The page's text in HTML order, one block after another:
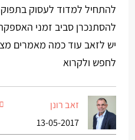
להתחיל למדוד לעסוק
להסתנכרן סביב זמני
יש לזאב עוד כמה מאמרים
לחפש ולקרוא
זאב רונן
13-05-2017